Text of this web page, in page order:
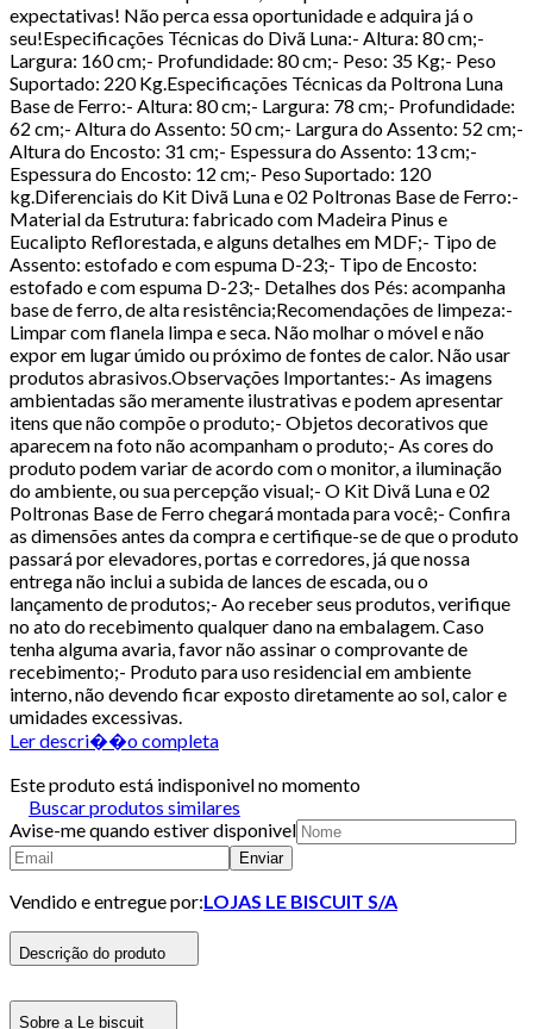
expectativas! Não perca essa oportunidade e adquira já o
seu!Especificações Técnicas do Divã Luna:- Altura: 80 cm;-
Largura: 160 cm;- Profundidade: 80 cm;- Peso: 35 Kg;- Peso
Suportado: 220 Kg.Especificações Técnicas da Poltrona Luna
Base de Ferro:- Altura: 80 cm;- Largura: 78 cm;- Profundidade:
62 cm;- Altura do Assento: 50 cm;- Largura do Assento: 52 cm;-
Altura do Encosto: 31 cm;- Espessura do Assento: 13 cm;-
Espessura do Encosto: 12 cm;- Peso Suportado: 120
kg.Diferenciais do Kit Divã Luna e 02 Poltronas Base de Ferro:-
Material da Estrutura: fabricado com Madeira Pinus e
Eucalipto Reflorestada, e alguns detalhes em MDF;- Tipo de
Assento: estofado e com espuma D-23;- Tipo de Encosto:
estofado e com espuma D-23;- Detalhes dos Pés: acompanha
base de ferro, de alta resistência;Recomendações de limpeza:-
Limpar com flanela limpa e seca. Não molhar o móvel e não
expor em lugar úmido ou próximo de fontes de calor. Não usar
produtos abrasivos.Observações Importantes:- As imagens
ambientadas são meramente ilustrativas e podem apresentar
itens que não compõe o produto;- Objetos decorativos que
aparecem na foto não acompanham o produto;- As cores do
produto podem variar de acordo com o monitor, a iluminação
do ambiente, ou sua percepção visual;- O Kit Divã Luna e 02
Poltronas Base de Ferro chegará montada para você;- Confira
as dimensões antes da compra e certifique-se de que o produto
passará por elevadores, portas e corredores, já que nossa
entrega não inclui a subida de lances de escada, ou o
lançamento de produtos;- Ao receber seus produtos, verifique
no ato do recebimento qualquer dano na embalagem. Caso
tenha alguma avaria, favor não assinar o comprovante de
recebimento;- Produto para uso residencial em ambiente
interno, não devendo ficar exposto diretamente ao sol, calor e
umidades excessivas.
Ler descri��o completa
Este produto está indisponivel no momento
Buscar produtos similares
Avise-me quando estiver disponivel
Enviar
Vendido e entregue por:LOJAS LE BISCUIT S/A
Descrição do produto
Sobre a Le biscuit